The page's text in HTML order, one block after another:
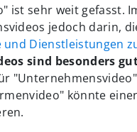
ist sehr weit gefasst.
jedoch darin,
Dienstleistungen
sind besonders
könnte